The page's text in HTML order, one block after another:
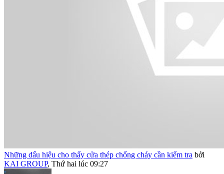
Những dấu hiệu cho thấy cửa thép chống cháy cần kiểm tra bởi
KAI GROUP, Thứ hai lúc 09:27